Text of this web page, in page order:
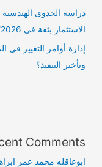
دراسة الجدوى
الاستثمار بثقة في 2026؟
إدارة أوامر التغيير في
وتأخير التنفيذ؟
Comments
ابوعاقله محمد عمر